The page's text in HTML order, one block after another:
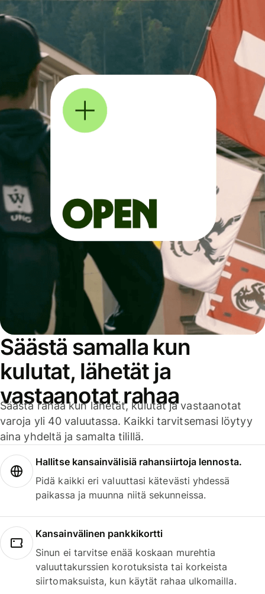
Säästä samalla kun
kulutat, lähetät ja
vastaanotat rahaa
Säästä rahaa kun lähetät, kulutat ja vastaanotat
varoja yli 40 valuutassa. Kaikki tarvitsemasi löytyy
aina yhdeltä ja samalta tilillä.
Hallitse kansainvälisiä rahansiirtoja lennosta.
Pidä kaikki eri valuuttasi kätevästi yhdessä
paikassa ja muunna niitä sekunneissa.
Kansainvälinen pankkikortti
Sinun ei tarvitse enää koskaan murehtia
valuuttakurssien korotuksista tai korkeista
siirtomaksuista, kun käytät rahaa ulkomailla.